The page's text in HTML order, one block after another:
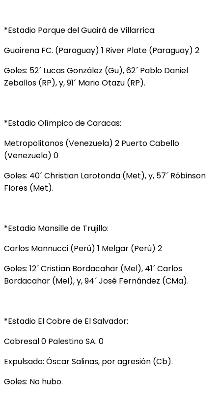
*Estadio Parque del Guairá de Villarrica:
Guairena FC. (Paraguay) 1 River Plate (Paraguay) 2
Goles: 52´ Lucas González (Gu), 62´ Pablo Daniel
Zeballos (RP), y, 91´ Mario Otazu (RP).
*Estadio Olímpico de Caracas:
Metropolitanos (Venezuela) 2 Puerto Cabello
(Venezuela) 0
Goles: 40´ Christian Larotonda (Met), y, 57´ Róbinson
Flores (Met).
*Estadio Mansille de Trujillo:
Carlos Mannucci (Perú) 1 Melgar (Perú) 2
Goles: 12´ Cristian Bordacahar (Mel), 41´ Carlos
Bordacahar (Mel), y, 94´ José Fernández (CMa).
*Estadio El Cobre de El Salvador:
Cobresal 0 Palestino SA. 0
Expulsado: Óscar Salinas, por agresión (Cb).
Goles: No hubo.